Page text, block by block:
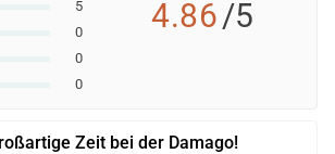
5
0
0
0
4.86/5
Zeit bei der Damago!